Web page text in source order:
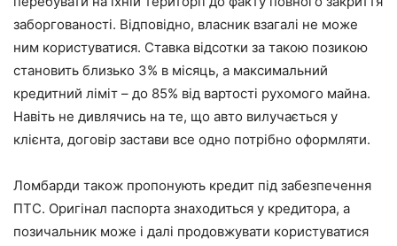
заборгованості. Відповідно, власник взагалі не може
ним користуватися. Ставка відсотки за такою позикою
становить близько 3% в місяць, а максимальний
кредитний ліміт – до 85% від вартості рухомого майна.
Навіть не дивлячись на те, що авто вилучається у
клієнта, договір застави все одно потрібно оформляти.
Ломбарди також пропонують кредит під забезпечення
ПТС. Оригінал паспорта знаходиться у кредитора, а
позичальник може і далі продовжувати користуватися